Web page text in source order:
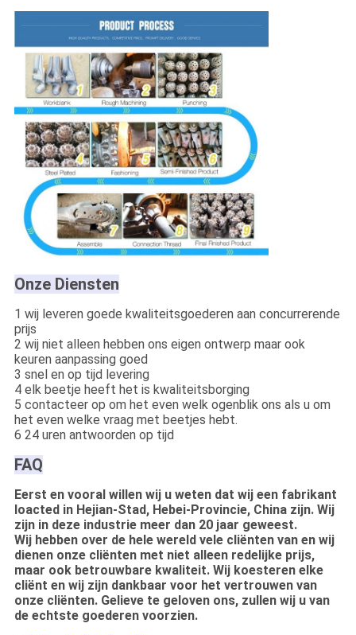
Onze Diensten
1 wij leveren goede kwaliteitsgoederen aan concurrerende
prijs
2 wij niet alleen hebben ons eigen ontwerp maar ook
keuren aanpassing goed
3 snel en op tijd levering
4 elk beetje heeft het is kwaliteitsborging
5 contacteer op om het even welk ogenblik ons als u om
het even welke vraag met beetjes hebt.
6 24 uren antwoorden op tijd
FAQ
Eerst en vooral willen wij u weten dat wij een fabrikant
loacted in Hejian-Stad, Hebei-Provincie, China zijn. Wij
zijn in deze industrie meer dan 20 jaar geweest.
Wij hebben over de hele wereld vele cliënten van en wij
dienen onze cliënten met niet alleen redelijke prijs,
maar ook betrouwbare kwaliteit. Wij koesteren elke
cliënt en wij zijn dankbaar voor het vertrouwen van
onze cliënten. Gelieve te geloven ons, zullen wij u van
de echtste goederen voorzien.